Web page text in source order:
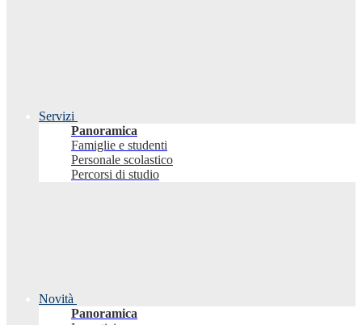
Servizi
Panoramica
Famiglie e studenti
Personale scolastico
Percorsi di studio
Novità
Panoramica